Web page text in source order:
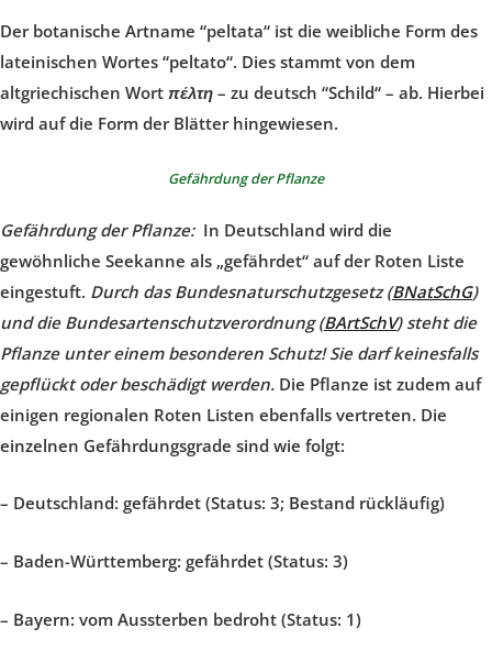
Der botanische Artname “peltata“ ist die weibliche Form des
lateinischen Wortes “peltato“. Dies stammt von dem
altgriechischen Wort πέλτη – zu deutsch “Schild“ – ab. Hierbei
wird auf die Form der Blätter hingewiesen.
Gefährdung der Pflanze
Gefährdung der Pflanze:In Deutschland wird die
gewöhnliche Seekanne als „gefährdet“ auf der Roten Liste
eingestuft. Durch das Bundesnaturschutzgesetz (BNatSchG)
und die Bundesartenschutzverordnung (BArtSchV) steht die
Pflanze unter einem besonderen Schutz! Sie darf keinesfalls
gepflückt oder beschädigt werden. Die Pflanze ist zudem auf
einigen regionalen Roten Listen ebenfalls vertreten. Die
einzelnen Gefährdungsgrade sind wie folgt:
– Deutschland: gefährdet (Status: 3; Bestand rückläufig)
– Baden-Württemberg: gefährdet (Status: 3)
– Bayern: vom Aussterben bedroht (Status: 1)